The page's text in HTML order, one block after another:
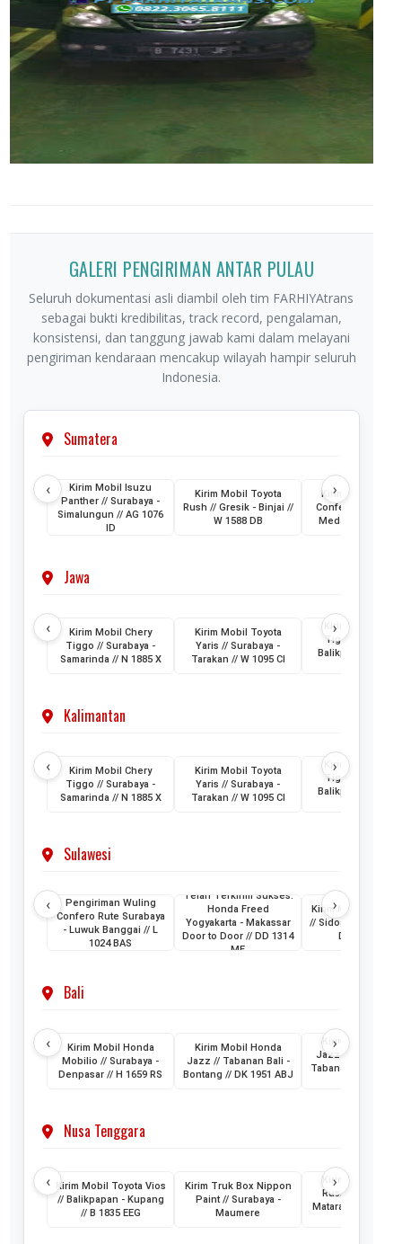
GALERI PENGIRIMAN ANTAR PULAU
Seluruh dokumentasi asli diambil oleh tim FARHIYAtrans
sebagai bukti kredibilitas, track record, pengalaman,
konsistensi, dan tanggung jawab kami dalam melayani
pengiriman kendaraan mencakup wilayah hampir seluruh
Indonesia.
Sumatera
‹
Kirim Mobil Isuzu
Panther // Surabaya -
Simalungun // AG 1076
ID
Kirim Mobil Toyota
Rush // Gresik - Binjai //
W 1588 DB
Kirim Mobil
Confero //
Medan // L 1202
›
Jawa
‹
Kirim Mobil Chery
Tiggo // Surabaya -
Samarinda // N 1885 X
Kirim Mobil Toyota
Yaris // Surabaya -
Tarakan // W 1095 CI
Kirim Mobil
Tiggo // Jakarta
Balikpapan // D
›
Kalimantan
‹
Kirim Mobil Chery
Tiggo // Surabaya -
Samarinda // N 1885 X
Kirim Mobil Toyota
Yaris // Surabaya -
Tarakan // W 1095 CI
Kirim Mobil
Tiggo // Jakarta
Balikpapan // D
›
Sulawesi
‹
Pengiriman Wuling
Confero Rute Surabaya
- Luwuk Banggai // L
1024 BAS
Telah Terkirim Sukses:
Honda Freed
Yogyakarta - Makassar
Door to Door // DD 1314
ME
Kirim Mobil Honda
// Sidoarjo -
DH 1024 KB
›
Bali
‹
Kirim Mobil Honda
Mobilio // Surabaya -
Denpasar // H 1659 RS
Kirim Mobil Honda
Jazz // Tabanan Bali -
Bontang // DK 1951 ABJ
Kirim Mobil
Jazz //
Tabanan Bali // DK
›
Nusa Tenggara
‹
Kirim Mobil Toyota Vios
// Balikpapan - Kupang
// B 1835 EEG
Kirim Truk Box Nippon
Paint // Surabaya -
Maumere
Kirim Mobil
Rush //
Mataram Lombok
›